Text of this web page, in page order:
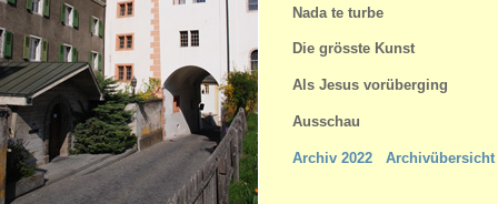
Nada te turbe
Die grösste Kunst
Als Jesus vorüberging
Ausschau
Archiv 2022 Archivübersicht